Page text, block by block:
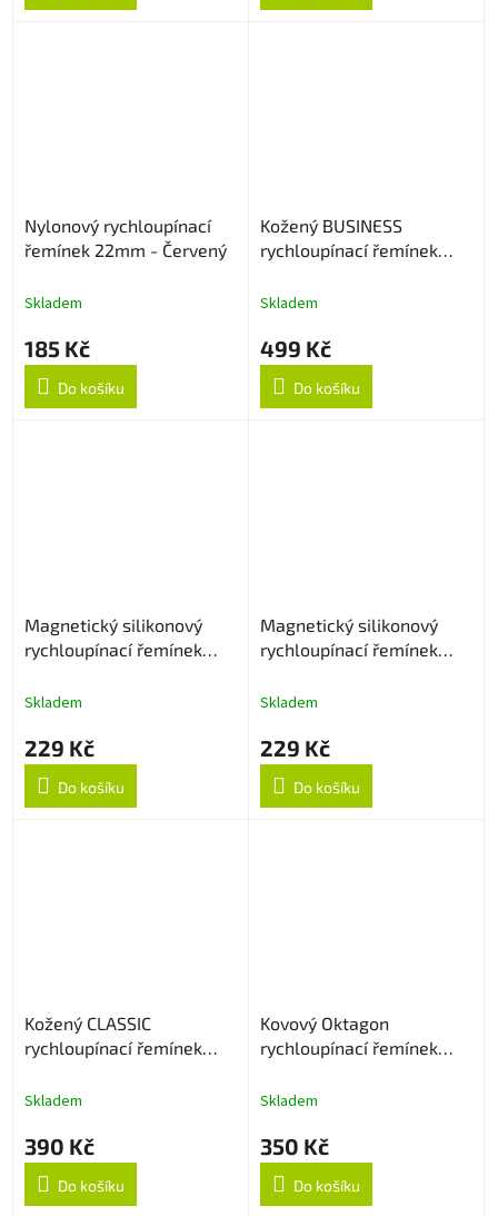
Nylonový rychloupínací
řemínek 22mm - Červený
Skladem
185 Kč
Do košíku
Kožený BUSINESS
rychloupínací řemínek
Skladem
499 Kč
Do košíku
Magnetický silikonový
rychloupínací řemínek
Skladem
229 Kč
Do košíku
Magnetický silikonový
rychloupínací řemínek
Skladem
229 Kč
Do košíku
Kožený CLASSIC
rychloupínací řemínek
Skladem
390 Kč
Do košíku
Kovový Oktagon
rychloupínací řemínek
Skladem
350 Kč
Do košíku